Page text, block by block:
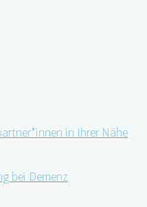
in Ihrer Nähe
bei Demenz